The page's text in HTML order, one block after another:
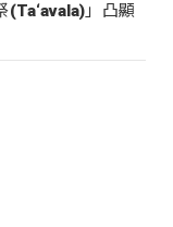
」凸顯